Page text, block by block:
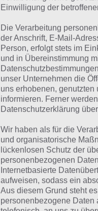
Rätsel aus dem
gesucht war
Zur Übersicht:4
Einwilligung der
Die Verarbeitung
der Anschrift, E-Mail-
Person, erfolgt stets im
und in Übereinstimmung
unser Unternehmen die
uns erhobenen,
informieren. Ferner
Datenschutzerklärung
Wir haben als für die
und organisatorische
lückenlosen Schutz der
personenbezogenen
Internetbasierte
aufweisen, sodass ein
Aus diesem Grund steht
personenbezogene